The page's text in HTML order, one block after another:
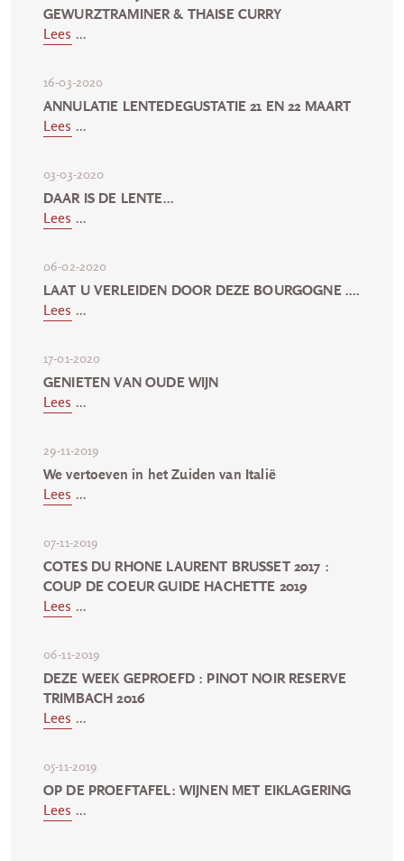
GEWURZTRAMINER & THAISE CURRY
Lees ...
16-03-2020
ANNULATIE LENTEDEGUSTATIE 21 EN 22 MAART
Lees ...
03-03-2020
DAAR IS DE LENTE...
Lees ...
06-02-2020
LAAT U VERLEIDEN DOOR DEZE BOURGOGNE ....
Lees ...
17-01-2020
GENIETEN VAN OUDE WIJN
Lees ...
29-11-2019
We vertoeven in het Zuiden van Italië
Lees ...
07-11-2019
COTES DU RHONE LAURENT BRUSSET 2017 :
COUP DE COEUR GUIDE HACHETTE 2019
Lees ...
06-11-2019
DEZE WEEK GEPROEFD : PINOT NOIR RESERVE
TRIMBACH 2016
Lees ...
05-11-2019
OP DE PROEFTAFEL: WIJNEN MET EIKLAGERING
Lees ...